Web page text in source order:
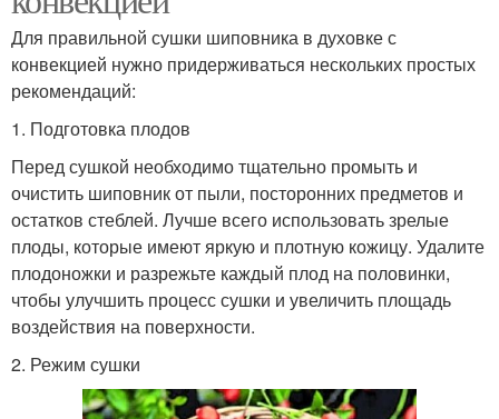
Для правильной сушки шиповника в духовке с
конвекцией нужно придерживаться нескольких простых
рекомендаций:
1. Подготовка плодов
Перед сушкой необходимо тщательно промыть и
очистить шиповник от пыли, посторонних предметов и
остатков стеблей. Лучше всего использовать зрелые
плоды, которые имеют яркую и плотную кожицу. Удалите
плодоножки и разрежьте каждый плод на половинки,
чтобы улучшить процесс сушки и увеличить площадь
воздействия на поверхности.
2. Режим сушки